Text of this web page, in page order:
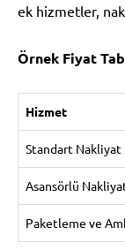
ek hizmetler,
Örnek Fiyat
Hizmet
Standart Nakliyat
Asansörlü
Paketleme ve